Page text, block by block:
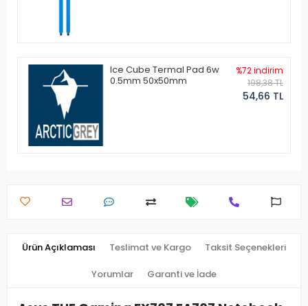
Ice Cube Termal Pad 6w
0.5mm 50x50mm
%72 indirim
198,38 TL
54,66 TL
Ürün Açıklaması Teslimat ve Kargo Taksit Seçenekleri
Yorumlar Garanti ve İade